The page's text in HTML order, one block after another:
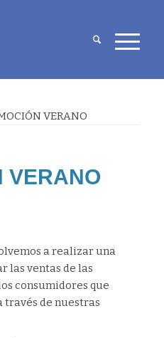
VERANO
VERANO
a realizar una
las ventas de las
consumidores que
través de nuestras